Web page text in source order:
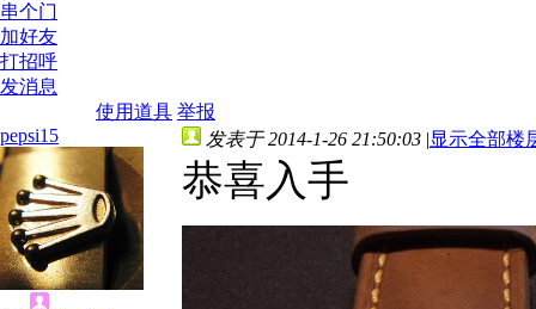
串个门
加好友
打招呼
发消息
使用道具 举报
pepsi15
发表于 2014-1-26 21:50:03 |显示全部楼
恭喜入手